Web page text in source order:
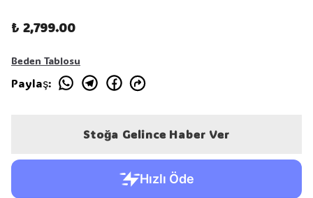
₺ 2,799.00
Beden Tablosu
Paylaş:
Stoğa Gelince Haber Ver